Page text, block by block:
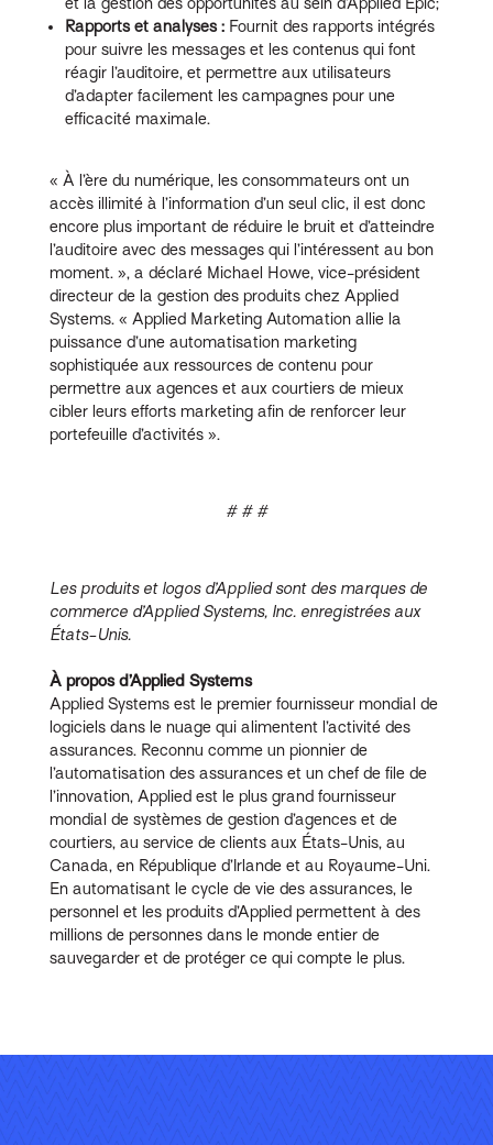
Rapports et analyses : Fournit des rapports intégrés
pour suivre les messages et les contenus qui font
réagir l’auditoire, et permettre aux utilisateurs
d’adapter facilement les campagnes pour une
efficacité maximale.
« À l’ère du numérique, les consommateurs ont un
accès illimité à l’information d’un seul clic, il est donc
encore plus important de réduire le bruit et d’atteindre
l’auditoire avec des messages qui l’intéressent au bon
moment. », a déclaré Michael Howe, vice-président
directeur de la gestion des produits chez Applied
Systems. « Applied Marketing Automation allie la
puissance d’une automatisation marketing
sophistiquée aux ressources de contenu pour
permettre aux agences et aux courtiers de mieux
cibler leurs efforts marketing afin de renforcer leur
portefeuille d’activités ».
# # #
Les produits et logos d’Applied sont des marques de
commerce d’Applied Systems, Inc. enregistrées aux
États-Unis.
À propos d’Applied Systems
Applied Systems est le premier fournisseur mondial de
logiciels dans le nuage qui alimentent l’activité des
assurances. Reconnu comme un pionnier de
l’automatisation des assurances et un chef de file de
l’innovation, Applied est le plus grand fournisseur
mondial de systèmes de gestion d’agences et de
courtiers, au service de clients aux États-Unis, au
Canada, en République d’Irlande et au Royaume-Uni.
En automatisant le cycle de vie des assurances, le
personnel et les produits d’Applied permettent à des
millions de personnes dans le monde entier de
sauvegarder et de protéger ce qui compte le plus.